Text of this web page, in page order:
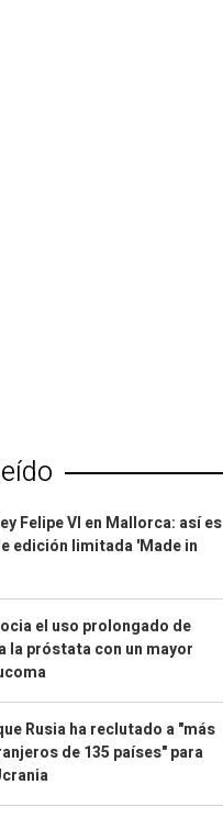
Felipe VI en Mallorca: así es
edición limitada 'Made in
el uso prolongado de
la próstata con un mayor
Rusia ha reclutado a "más
de 135 países" para